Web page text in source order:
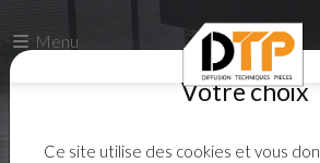
Menu
Votre choix
Ce site utilise des cookies et vous
Votre choix
Ce site utilise des cookies et vous
accepter ou de les refuser pour